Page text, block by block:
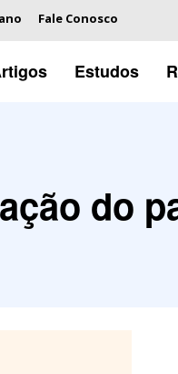
Fale Conosco
Estudos
do